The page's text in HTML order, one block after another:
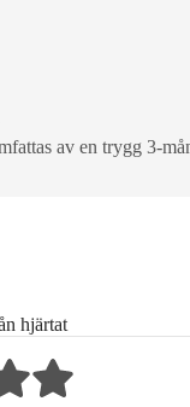
av en trygg
hjärtat